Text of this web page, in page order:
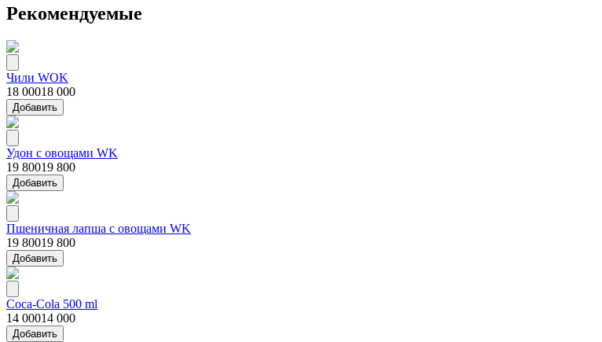
Рекомендуемые
Чили WOK
18 00018 000
Добавить
Удон с овощами WK
19 80019 800
Добавить
Пшеничная лапша с овощами WK
19 80019 800
Добавить
Coca-Cola 500 ml
14 00014 000
Добавить